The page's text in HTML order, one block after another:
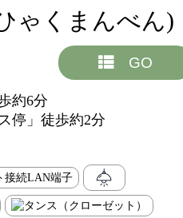
ゃくまんべん)
GO
約6分
停」徒歩約2分